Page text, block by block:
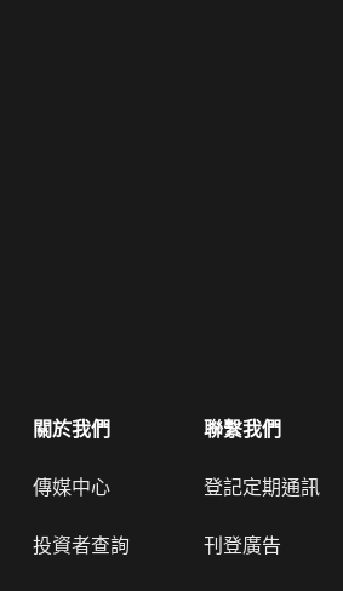
關於我們
傳媒中心
投資者查詢
聯繫我們
登記定期通訊
刊登廣告